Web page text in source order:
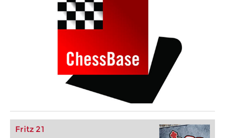
Fritz 21